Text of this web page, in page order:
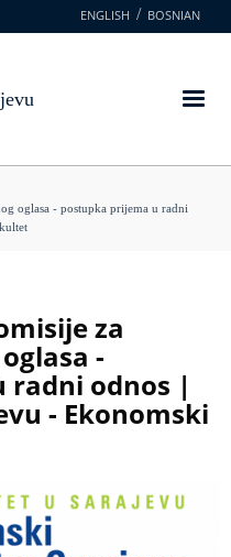
ENGLISH BOSNIAN
oglasa - postupka prijema u radni
za
-
radni odnos |
- Ekonomski